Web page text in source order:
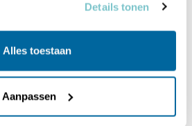
Details tonen
Alles toestaan
Aanpassen
op 14 maart 2023, 7:22 |
dit filmpje|
en tijdens een poetsbeurt is de
is noodzakelijk om het